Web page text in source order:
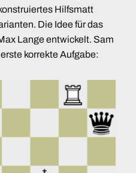
Hilfsmatt
Die Idee für das
Lange entwickelt. Sam
korrekte Aufgabe: